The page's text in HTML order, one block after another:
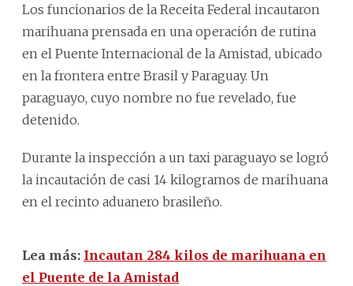
Los funcionarios de la Receita Federal incautaron
marihuana prensada en una operación de rutina
en el Puente Internacional de la Amistad, ubicado
en la frontera entre Brasil y Paraguay. Un
paraguayo, cuyo nombre no fue revelado, fue
detenido.
Durante la inspección a un taxi paraguayo se logró
la incautación de casi 14 kilogramos de marihuana
en el recinto aduanero brasileño.
Lea más: Incautan 284 kilos de marihuana en
el Puente de la Amistad